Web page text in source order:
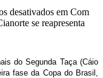
desativados em Com
se reapresenta
do Segunda Taça (Cáio
fase da Copa do Brasil,